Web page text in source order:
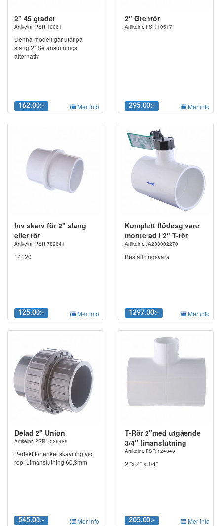
2" 45 grader
Artikelnr. PSR 10061
Denna modell går utanpå
slang 2" Se anslutnings
alternativ
162.00:- Mer info
2" Grenrör
Artikelnr. PSR 10517
295.00:- Mer info
Inv skarv för 2" slang
eller rör
Artikelnr. PSR 782641
14120
125.00:- Mer info
Komplett flödesgivare
monterad i 2" T-rör
Artikelnr. JA233002270
Beställningsvara
1297.00:- Mer info
Delad 2" Union
Artikelnr. PSR 7026489
Perfekt för enkel skavning vid
rep. Limanslutning 60,3mm
545.00:- Mer info
T-Rör 2"med utgående
3/4" limanslutning
Artikelnr. PSR 124840
2 "x 2" x 3/4"
205.00:- Mer info